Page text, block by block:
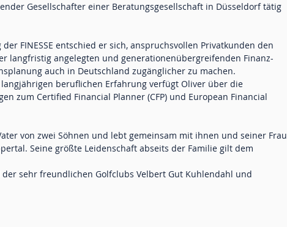
Gesellschafter einer Beratungsgesellschaft in Düsseldorf tätig
FINESSE entschied er sich, anspruchsvollen Privatkunden den
langfristig angelegten und generationenübergreifenden Finanz-
auch in Deutschland zugänglicher zu machen.
beruflichen Erfahrung verfügt Oliver über die
zum Certified Financial Planner (CFP) und European Financial
von zwei Söhnen und lebt gemeinsam mit ihnen und seiner Frau
Seine größte Leidenschaft abseits der Familie gilt dem
sehr freundlichen Golfclubs Velbert Gut Kuhlendahl und